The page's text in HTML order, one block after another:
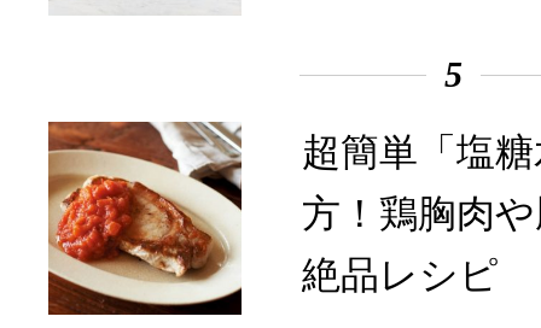
5
超簡単「塩
方！鶏胸肉
絶品レシピ